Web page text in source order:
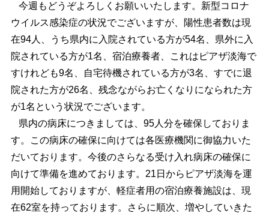
今週もどうぞよろしくお願いいたします。新型コロナ
ウイルス感染症の状況でございますが、陽性患者数は現
在94人、うち県内に入院されている方が54名、県外に入
院されている方が1名、宿泊療養者、これはピアザ淡海で
すけれども9名、自宅待機されている方が3名、すでに退
院された方が26名、残念ながらお亡くなりになられた方
が1名という状況でございます。
県内の病床につきましては、95人分を確保しておりま
す。この病床の確保に向けては各医療機関に御協力いた
だいております。今後のさらなる受け入れ病床の確保に
向けて準備を進めております。21日からピアザ淡海を運
用開始しておりますが、軽症者用の宿泊療養施設は、現
在62室を持っております。さらに順次、増やしていきた